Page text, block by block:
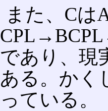
また、Cは
であり、現
ある。かく
っている。